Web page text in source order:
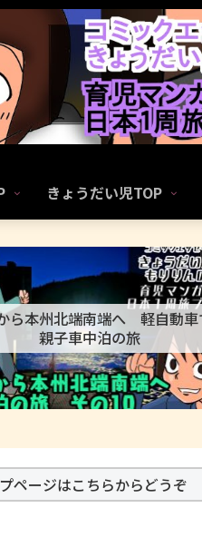
きょうだい児TOP
ら本州北端南端へ 軽自動車
親子車中泊の旅
ページはこちらからどうぞ